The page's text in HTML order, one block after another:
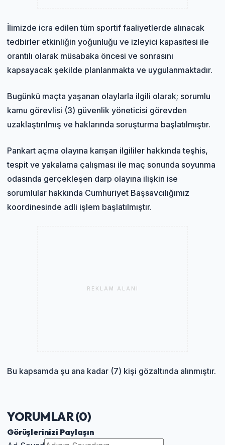
İlimizde icra edilen tüm sportif faaliyetlerde alınacak
tedbirler etkinliğin yoğunluğu ve izleyici kapasitesi ile
orantılı olarak müsabaka öncesi ve sonrasını
kapsayacak şekilde planlanmakta ve uygulanmaktadır.
Bugünkü maçta yaşanan olaylarla ilgili olarak; sorumlu
kamu görevlisi (3) güvenlik yöneticisi görevden
uzaklaştırılmış ve haklarında soruşturma başlatılmıştır.
Pankart açma olayına karışan ilgililer hakkında teşhis,
tespit ve yakalama çalışması ile maç sonunda soyunma
odasında gerçekleşen darp olayına ilişkin ise
sorumlular hakkında Cumhuriyet Başsavcılığımız
koordinesinde adli işlem başlatılmıştır.
REKLAM ALANI
Bu kapsamda şu ana kadar (7) kişi gözaltında alınmıştır.
YORUMLAR (0)
Görüşlerinizi Paylaşın